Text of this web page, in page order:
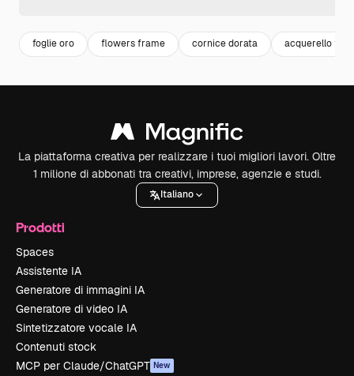
foglie oro flowers frame cornice dorata acquerello fiori
La piattaforma creativa per realizzare i tuoi migliori lavori. Oltre
1 milione di abbonati tra creativi, imprese, agenzie e studi.
Italiano
Prodotti
Spaces
Assistente IA
Generatore di immagini IA
Generatore di video IA
Sintetizzatore vocale IA
Contenuti stock
MCP per Claude/ChatGPT New